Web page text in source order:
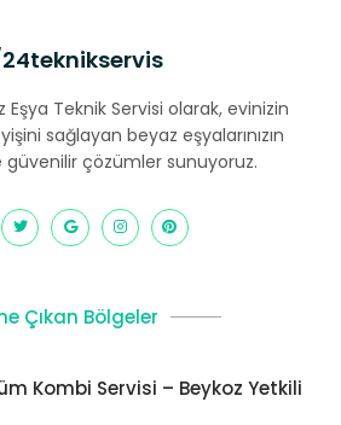
Teknik Servisi olarak, evinizin
sağlayan beyaz eşyalarınızın
güvenilir çözümler sunuyoruz.
Çıkan Bölgeler
Kombi Servisi – Beykoz Yetkili